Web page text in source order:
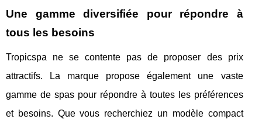
Une gamme diversifiée pour répondre à
tous les besoins
Tropicspa ne se contente pas de proposer des prix
attractifs. La marque propose également une vaste
gamme de spas pour répondre à toutes les préférences
et besoins. Que vous recherchiez un modèle compact